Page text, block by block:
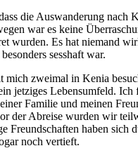
die Auswanderung nach
war es keine
wurden. Es hat niemand
sesshaft war.
mich zweimal in Kenia
jetziges Lebensumfeld.
Familie und meinen
der Abreise wurden wir
Freundschaften haben sich
noch vertieft.